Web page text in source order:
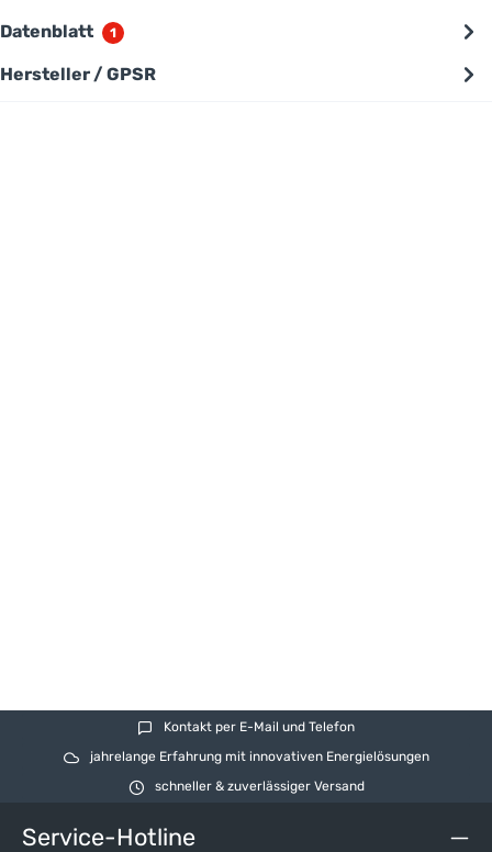
Datenblatt 1
Hersteller / GPSR
Kontakt per E-Mail und Telefon
jahrelange Erfahrung mit innovativen Energielösungen
schneller & zuverlässiger Versand
Service-Hotline